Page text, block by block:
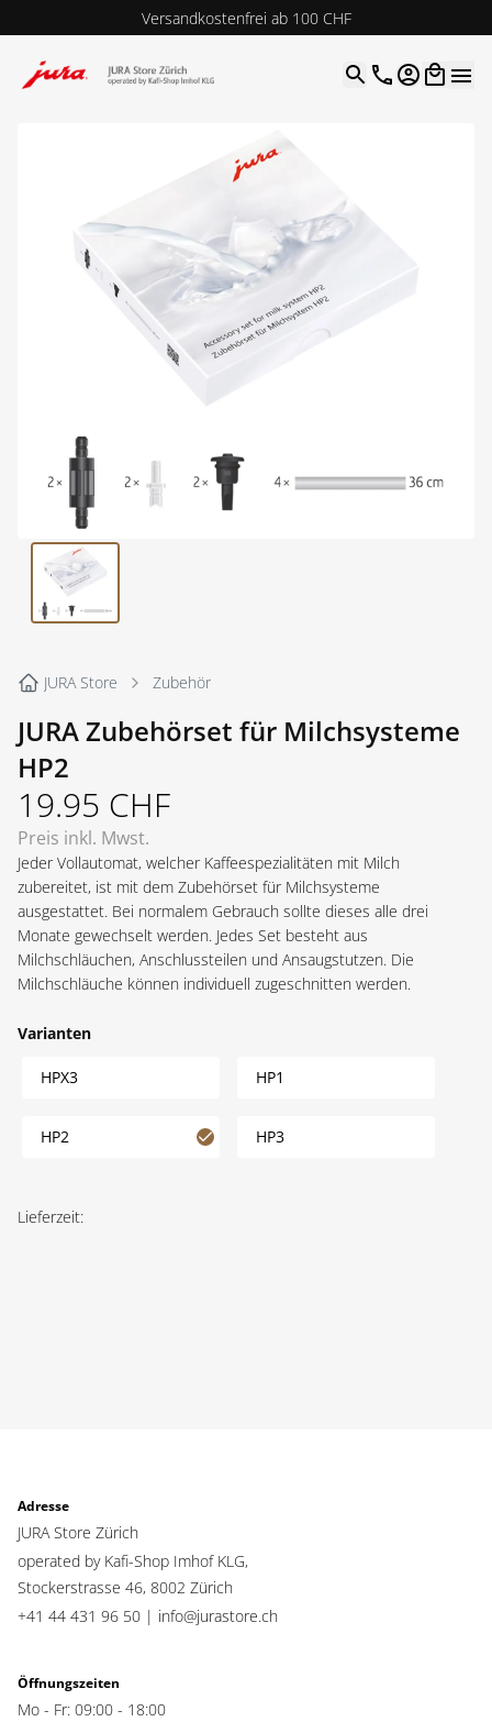
Versandkostenfrei ab 100 CHF
4.9| 5.0 Google
Open
JURA Store Zubehör
JURA Zubehörset für Milchsysteme
HP2
19.95 CHF
Preis inkl. Mwst.
Jeder Vollautomat, welcher Kaffeespezialitäten mit Milch
zubereitet, ist mit dem Zubehörset für Milchsysteme
ausgestattet. Bei normalem Gebrauch sollte dieses alle drei
Monate gewechselt werden. Jedes Set besteht aus
Milchschläuchen, Anschlussteilen und Ansaugstutzen. Die
Milchschläuche können individuell zugeschnitten werden.
Varianten
HPX3 HP1
HP2 HP3
Lieferzeit:
Adresse
JURA Store Zürich
operated by Kafi-Shop Imhof KLG,
Stockerstrasse 46, 8002 Zürich
+41 44 431 96 50 | info@jurastore.ch
Öffnungszeiten
Mo - Fr: 09:00 - 18:00